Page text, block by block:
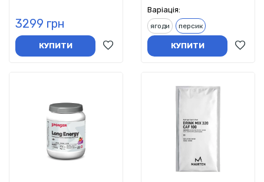
3299 грн
КУПИТИ
Варіація:
ягоди персик
КУПИТИ